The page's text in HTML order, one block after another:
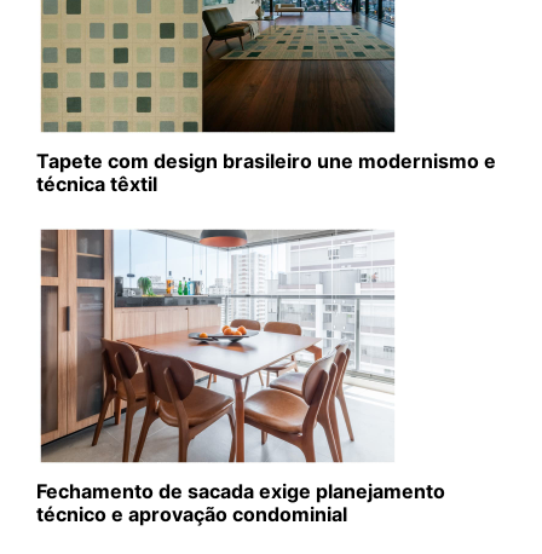
Tapete com design brasileiro une modernismo e
técnica têxtil
Fechamento de sacada exige planejamento
técnico e aprovação condominial